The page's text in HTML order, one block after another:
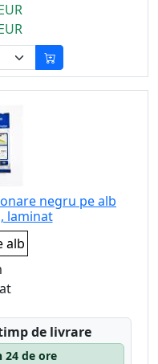
negru pe alb
laminat
alb
de livrare
24 de ore